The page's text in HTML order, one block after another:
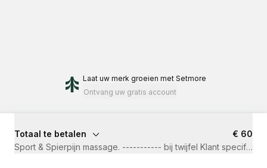
Laat uw merk groeien met Setmore
Ontvang uw gratis account
Totaal te betalen
€ 60
Sport & Spierpijn massage. ----------- bij twijfel Klant